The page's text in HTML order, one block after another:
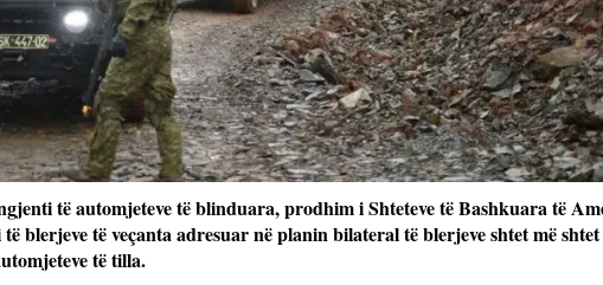
të automjeteve të blinduara, prodhim i Shteteve të Bashkuara të
blerjeve të veçanta adresuar në planin bilateral të blerjeve shtet më
të tilla.